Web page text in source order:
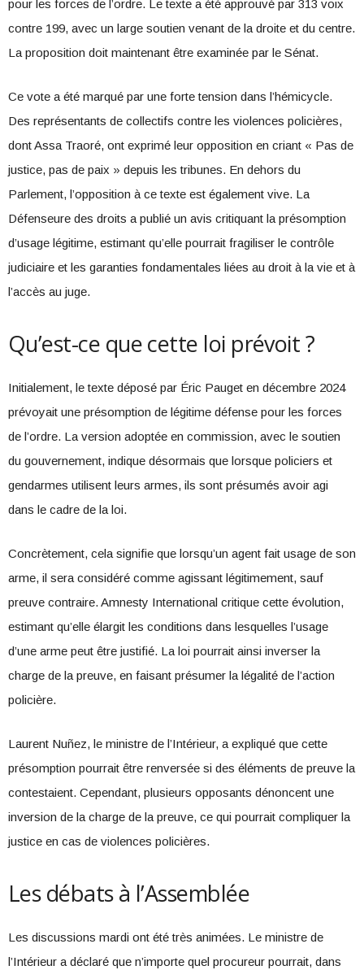
pour les forces de l’ordre. Le texte a été approuvé par 313 voix
contre 199, avec un large soutien venant de la droite et du centre.
La proposition doit maintenant être examinée par le Sénat.
Ce vote a été marqué par une forte tension dans l’hémicycle.
Des représentants de collectifs contre les violences policières,
dont Assa Traoré, ont exprimé leur opposition en criant « Pas de
justice, pas de paix » depuis les tribunes. En dehors du
Parlement, l’opposition à ce texte est également vive. La
Défenseure des droits a publié un avis critiquant la présomption
d’usage légitime, estimant qu’elle pourrait fragiliser le contrôle
judiciaire et les garanties fondamentales liées au droit à la vie et à
l’accès au juge.
Qu’est-ce que cette loi prévoit ?
Initialement, le texte déposé par Éric Pauget en décembre 2024
prévoyait une présomption de légitime défense pour les forces
de l’ordre. La version adoptée en commission, avec le soutien
du gouvernement, indique désormais que lorsque policiers et
gendarmes utilisent leurs armes, ils sont présumés avoir agi
dans le cadre de la loi.
Concrètement, cela signifie que lorsqu’un agent fait usage de son
arme, il sera considéré comme agissant légitimement, sauf
preuve contraire. Amnesty International critique cette évolution,
estimant qu’elle élargit les conditions dans lesquelles l’usage
d’une arme peut être justifié. La loi pourrait ainsi inverser la
charge de la preuve, en faisant présumer la légalité de l’action
policière.
Laurent Nuñez, le ministre de l’Intérieur, a expliqué que cette
présomption pourrait être renversée si des éléments de preuve la
contestaient. Cependant, plusieurs opposants dénoncent une
inversion de la charge de la preuve, ce qui pourrait compliquer la
justice en cas de violences policières.
Les débats à l’Assemblée
Les discussions mardi ont été très animées. Le ministre de
l’Intérieur a déclaré que n’importe quel procureur pourrait, dans